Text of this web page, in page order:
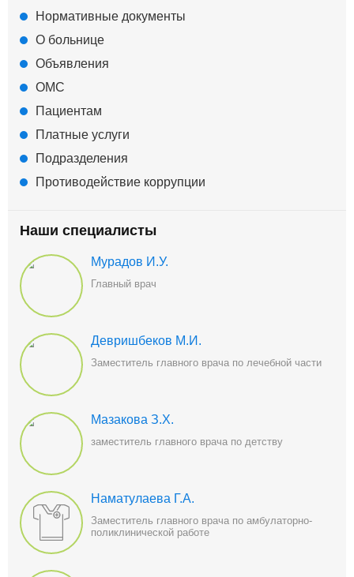
Нормативные документы
О больнице
Объявления
ОМС
Пациентам
Платные услуги
Подразделения
Противодействие коррупции
Наши специалисты
Мурадов И.У.
Главный врач
Девришбеков М.И.
Заместитель главного врача по лечебной части
Мазакова З.Х.
заместитель главного врача по детству
Наматулаева Г.А.
Заместитель главного врача по амбулаторно-
поликлинической работе